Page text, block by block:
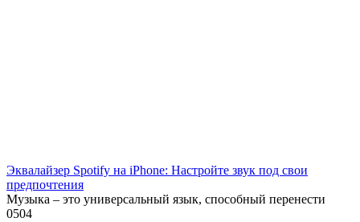
Эквалайзер Spotify на iPhone: Настройте звук под свои
предпочтения
Музыка – это универсальный язык, способный перенести
0504